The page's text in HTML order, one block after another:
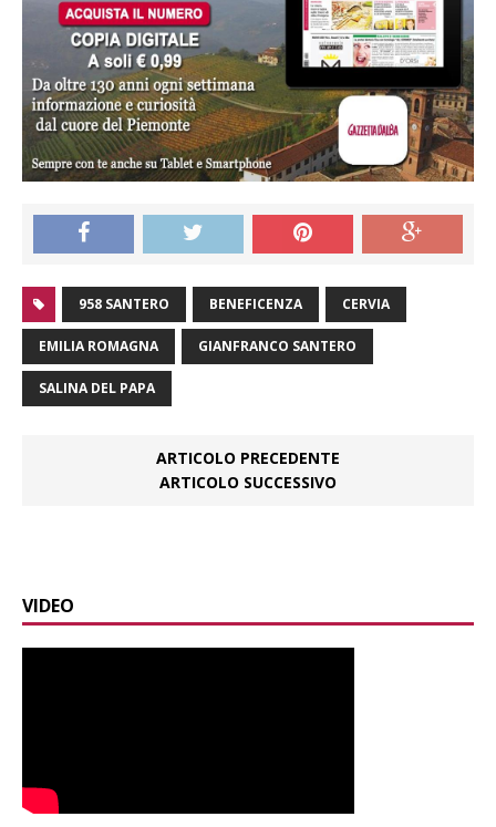
958 SANTERO BENEFICENZA CERVIA
EMILIA ROMAGNA GIANFRANCO SANTERO
SALINA DEL PAPA
ARTICOLO PRECEDENTE
ARTICOLO SUCCESSIVO
VIDEO